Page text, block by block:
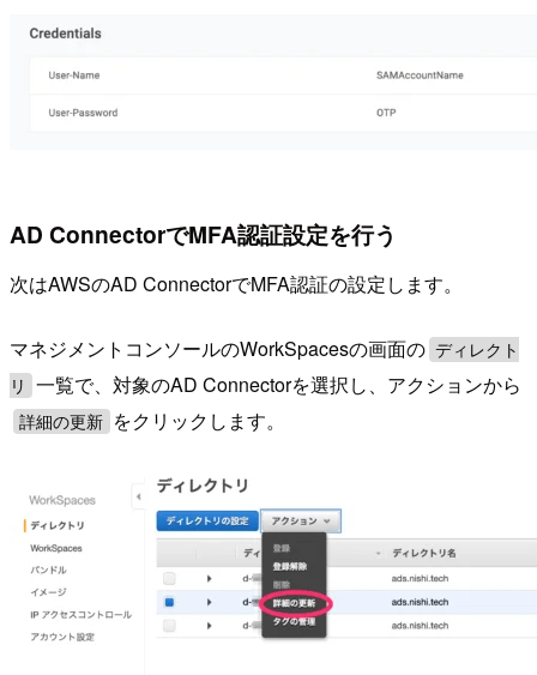
AD ConnectorでMFA認証設定を行う
次はAWSのAD ConnectorでMFA認証の設定します。
マネジメントコンソールのWorkSpacesの画面の ディレクト
リ
一覧で、対象のAD Connectorを選択し、アクションから
詳細の更新 をクリックします。